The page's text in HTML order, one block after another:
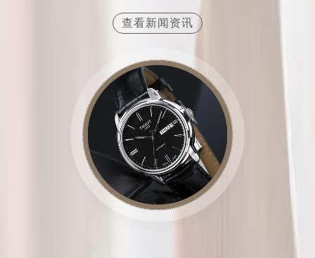
山西省运城市盐湖区河东街天梭售后服务中心（需提前预约）
山西省长治市潞州区英雄中路天梭售后服务中心（需提前预约）
安徽省安庆市迎江区人民路天梭售后服务中心（需提前预约）
安徽省蚌埠市蚌山区淮河路天梭售后服务中心（需提前预约）
安徽省亳州市谯城区魏武大道天梭售后服务中心（需提前预约）
查看新闻资讯